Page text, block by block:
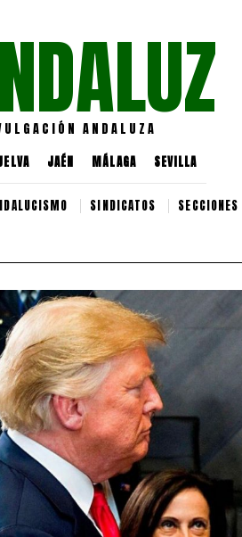
ANDALUZA
JAÉN MÁLAGA SEVILLA
SINDICATOS SECCIONES